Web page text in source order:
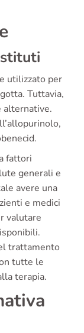
utilizzato per
Tuttavia,
alternative.
fattori
generali e
avere una
e medici
valutare
trattamento
tutte le
terapia.